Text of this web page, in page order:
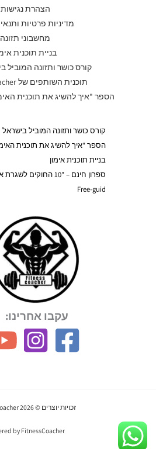
הצהרת נגישות
מדיניות פרטיות
מחשבוני תזונה
בניית תוכנית
קורס כושר ותזונה המוביל
תוכנית השותפים של Fitness Coacher
הספר "איך להשיג את תוכנית
קורס כושר ותזונה המוביל
הספר "איך להשיג את תוכנית
בניית תוכנית אימון
ספרון חינם – "10 החוקים לשגרת אימונים מנצחת"
Free-guid
עקבו אחרינו:
זכויות יוצרים © 2026 FitnessCoacher
by FitnessCoacher